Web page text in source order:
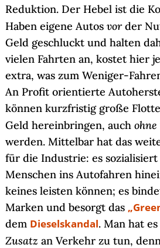
Reduktion. Der Hebel ist die
Haben eigene Autos vorder
Geld geschluckt und halten
vielen Fahrten an, kostet hier
extra, was zum Weniger-
An Profit orientierte
können kurzfristig große
Geld hereinbringen, auch ohne
werden. Mittelbar hat das
für die Industrie: es sozialisiert
Menschen ins Autofahren
keines leisten können; es
Marken und besorgt das
dem Dieselskandal. Man hat
Zusatz an Verkehr zu tun,